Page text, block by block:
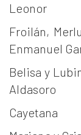
Enmanuel
Aldasoro